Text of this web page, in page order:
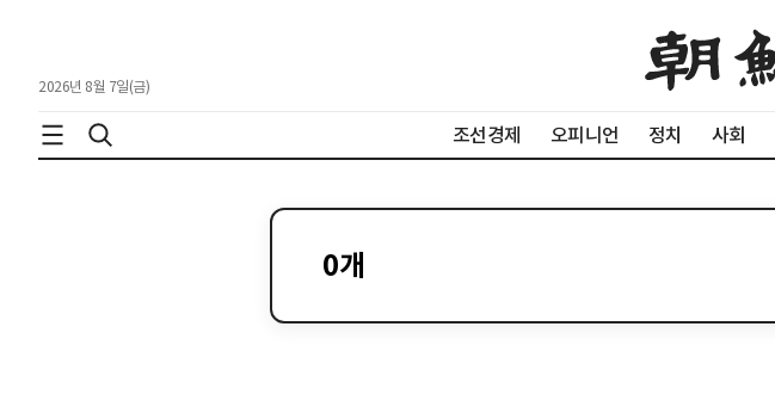
2026년 8월 7일(금)
조선경제 오피니언 정치 사회
0개